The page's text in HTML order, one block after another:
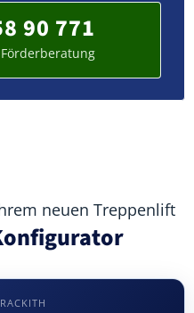
90 771
neuen Treppenlift